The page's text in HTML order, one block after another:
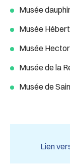
Musée
Musée Hébert
Musée
Musée de la
Musée de
Lien